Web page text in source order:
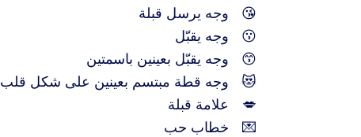
😘
وجه يرسل قبلة
😗
وجه يقبّل
😙
وجه يقبّل بعينين باسمتين
😻
وجه قطة مبتسم بعينين على شكل قلب
💋
علامة قبلة
💌
خطاب حب